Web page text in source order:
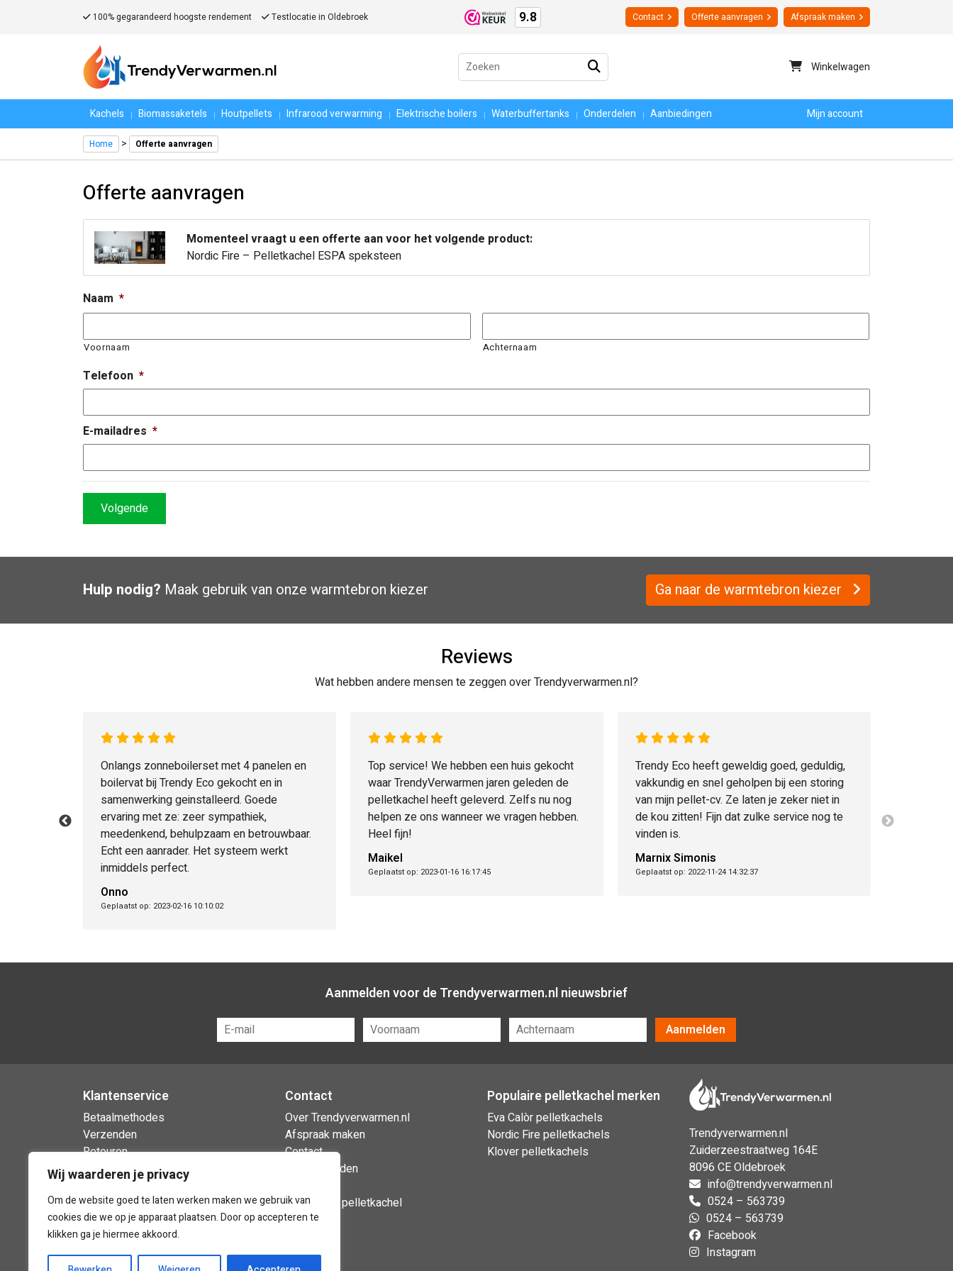
Wij waarderen je privacy
Om de website goed te laten werken maken we gebruik van
cookies die we op je apparaat plaatsen. Door op accepteren te
klikken ga je hiermee akkoord.
100% gegarandeerd hoogste rendement Testlocatie in Oldebroek 9.8 Contact Offerte aanvragen Afspraak maken
Zoeken
naar:
Winkelwagen
Kachels Biomassaketels Houtpellets Infrarood verwarming Elektrische boilers Waterbuffertanks Onderdelen Aanbiedingen Mijn account
Home > Offerte aanvragen
Offerte aanvragen
Momenteel vraagt u een offerte aan voor het volgende product:
Nordic Fire – Pelletkachel ESPA speksteen
Naam *
Voornaam Achternaam
Telefoon *
E-mailadres *
Hulp nodig? Maak gebruik van onze warmtebron kiezer Ga naar de warmtebron kiezer
Reviews
Wat hebben andere mensen te zeggen over Trendyverwarmen.nl?
Onlangs zonneboilerset met 4 panelen en
boilervat bij Trendy Eco gekocht en in
samenwerking geinstalleerd. Goede
ervaring met ze: zeer sympathiek,
meedenkend, behulpzaam en betrouwbaar.
Echt een aanrader. Het systeem werkt
inmiddels perfect.
Onno
Geplaatst op: 2023-02-16 10:10:02
Top service! We hebben een huis gekocht
waar TrendyVerwarmen jaren geleden de
pelletkachel heeft geleverd. Zelfs nu nog
helpen ze ons wanneer we vragen hebben.
Heel fijn!
Maikel
Geplaatst op: 2023-01-16 16:17:45
Trendy Eco heeft geweldig goed, geduldig,
vakkundig en snel geholpen bij een storing
van mijn pellet-cv. Ze laten je zeker niet in
de kou zitten! Fijn dat zulke service nog te
vinden is.
Marnix Simonis
Geplaatst op: 2022-11-24 14:32:37
Aanmelden voor de Trendyverwarmen.nl nieuwsbrief
Aanmelden
Klantenservice
Betaalmethodes
Verzenden
Retouren
Garantie & klachten
Contact
Over Trendyverwarmen.nl
Afspraak maken
Contact
Openingstijden
Onderhoud pelletkachel
Populaire pelletkachel merken
Eva Calòr pelletkachels
Nordic Fire pelletkachels
Klover pelletkachels
Trendyverwarmen.nl
Zuiderzeestraatweg 164E
8096 CE Oldebroek
info@trendyverwarmen.nl
0524 – 563739
0524 – 563739
Facebook
Instagram